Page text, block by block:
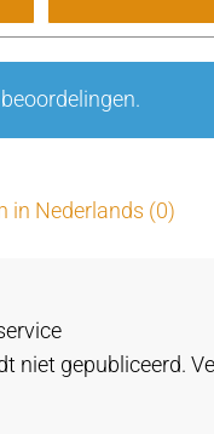
rd
uit
5
in Nederlands (0)
niet gepubliceerd.